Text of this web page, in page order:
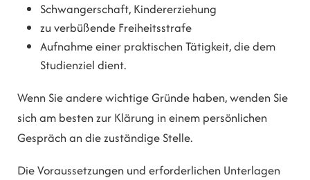
Schwangerschaft, Kindererziehung
zu verbüßende Freiheitsstrafe
Aufnahme einer praktischen Tätigkeit, die dem
Studienziel dient.
Wenn Sie andere wichtige Gründe haben, wenden Sie
sich am besten zur Klärung in einem persönlichen
Gespräch an die zuständige Stelle.
Die Voraussetzungen und erforderlichen Unterlagen